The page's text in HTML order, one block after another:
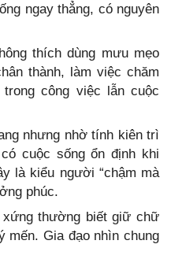
ngay thẳng, có nguyên
thích dùng mưu mẹo
thành, làm việc chăm
công việc lẫn cuộc
nhưng nhờ tính kiên trì
cuộc sống ổn định khi
là kiểu người “chậm mà
phúc.
thường biết giữ chữ
mến. Gia đạo nhìn chung